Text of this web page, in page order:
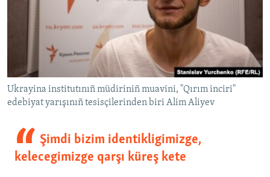
Ukrayina institutınıñ müdiriniñ muavini, "Qırım inciri"
edebiyat yarışınıñ tesisçilerinden biri Alim Aliyev
Şimdi bizim identikligimizge,
kelecegimizge qarşı küreş kete